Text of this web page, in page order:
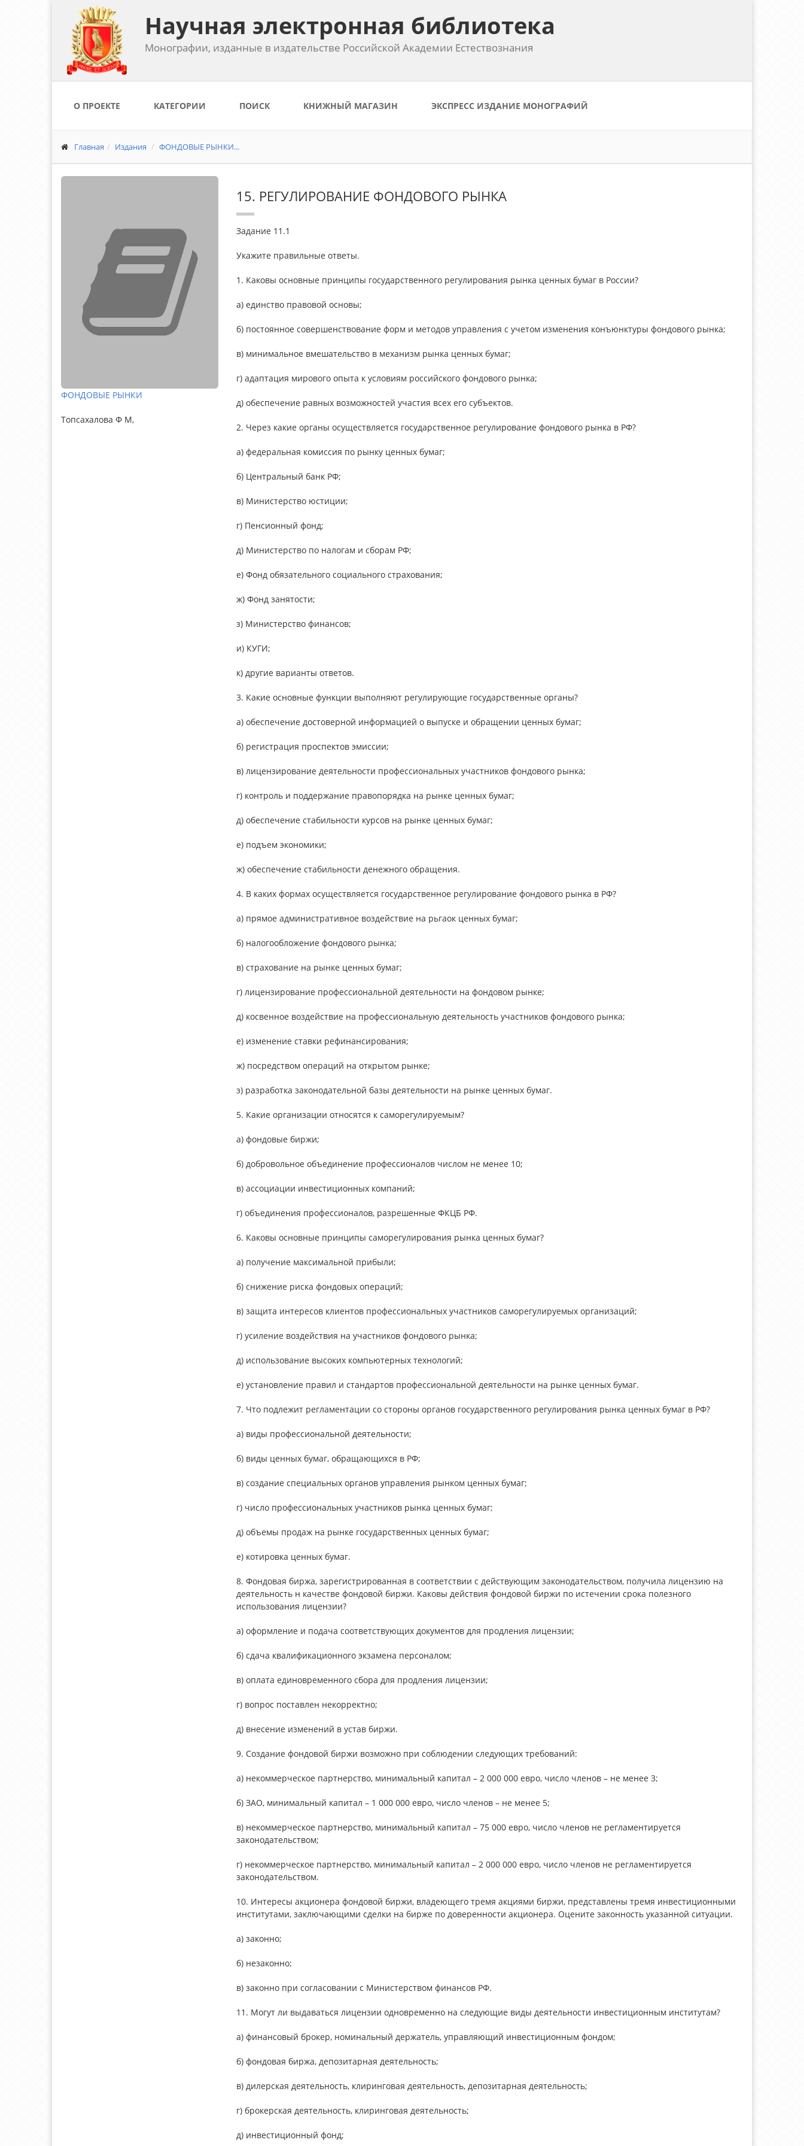
Научная электронная библиотека
Монографии, изданные в издательстве Российской Академии Естествознания
О ПРОЕКТЕ КАТЕГОРИИ ПОИСК КНИЖНЫЙ МАГАЗИН ЭКСПРЕСС ИЗДАНИЕ МОНОГРАФИЙ
Главная Издания ФОНДОВЫЕ РЫНКИ...
ФОНДОВЫЕ РЫНКИ
Топсахалова Ф М,
15. РЕГУЛИРОВАНИЕ ФОНДОВОГО РЫНКА
Задание 11.1
Укажите правильные ответы.
1. Каковы основные принципы государственного регулирования рынка ценных бумаг в России?
а) единство правовой основы;
б) постоянное совершенствование форм и методов управления с учетом изменения конъюнктуры фондового рынка;
в) минимальное вмешательство в механизм рынка ценных бумаг;
г) адаптация мирового опыта к условиям российского фондового рынка;
д) обеспечение равных возможностей участия всех его субъектов.
2. Через какие органы осуществляется государственное регулирование фондового рынка в РФ?
а) федеральная комиссия по рынку ценных бумаг;
б) Центральный банк РФ;
в) Министерство юстиции;
г) Пенсионный фонд;
д) Министерство по налогам и сборам РФ;
е) Фонд обязательного социального страхования;
ж) Фонд занятости;
з) Министерство финансов;
и) КУГИ;
к) другие варианты ответов.
3. Какие основные функции выполняют регулирующие государственные органы?
а) обеспечение достоверной информацией о выпуске и обращении ценных бумаг;
б) регистрация проспектов эмиссии;
в) лицензирование деятельности профессиональных участников фондового рынка;
г) контроль и поддержание правопорядка на рынке ценных бумаг;
д) обеспечение стабильности курсов на рынке ценных бумаг;
е) подъем экономики;
ж) обеспечение стабильности денежного обращения.
4. В каких формах осуществляется государственное регулирование фондового рынка в РФ?
а) прямое административное воздействие на рьгаок ценных бумаг;
б) налогообложение фондового рынка;
в) страхование на рынке ценных бумаг;
г) лицензирование профессиональной деятельности на фондовом рынке;
д) косвенное воздействие на профессиональную деятельность участников фондового рынка;
е) изменение ставки рефинансирования;
ж) посредством операций на открытом рынке;
з) разработка законодательной базы деятельности на рынке ценных бумаг.
5. Какие организации относятся к саморегулируемым?
а) фондовые биржи;
б) добровольное объединение профессионалов числом не менее 10;
в) ассоциации инвестиционных компаний;
г) объединения профессионалов, разрешенные ФКЦБ РФ.
6. Каковы основные принципы саморегулирования рынка ценных бумаг?
а) получение максимальной прибыли;
б) снижение риска фондовых операций;
в) защита интересов клиентов профессиональных участников саморегулируемых организаций;
г) усиление воздействия на участников фондового рынка;
д) использование высоких компьютерных технологий;
е) установление правил и стандартов профессиональной деятельности на рынке ценных бумаг.
7. Что подлежит регламентации со стороны органов государственного регулирования рынка ценных бумаг в РФ?
а) виды профессиональной деятельности;
б) виды ценных бумаг, обращающихся в РФ;
в) создание специальных органов управления рынком ценных бумаг;
г) число профессиональных участников рынка ценных бумаг;
д) объемы продаж на рынке государственных ценных бумаг;
е) котировка ценных бумаг.
8. Фондовая биржа, зарегистрированная в соответствии с действующим законодательством, получила лицензию на
деятельность н качестве фондовой биржи. Каковы действия фондовой биржи по истечении срока полезного
использования лицензии?
а) оформление и подача соответствующих документов для продления лицензии;
б) сдача квалификационного экзамена персоналом;
в) оплата единовременного сбора для продления лицензии;
г) вопрос поставлен некорректно;
д) внесение изменений в устав биржи.
9. Создание фондовой биржи возможно при соблюдении следующих требований:
а) некоммерческое партнерство, минимальный капитал – 2 000 000 евро, число членов – не менее 3;
б) ЗАО, минимальный капитал – 1 000 000 евро, число членов – не менее 5;
в) некоммерческое партнерство, минимальный капитал – 75 000 евро, число членов не регламентируется
законодательством;
г) некоммерческое партнерство, минимальный капитал – 2 000 000 евро, число членов не регламентируется
законодательством.
10. Интересы акционера фондовой биржи, владеющего тремя акциями биржи, представлены тремя инвестиционными
институтами, заключающими сделки на бирже по доверенности акционера. Оцените законность указанной ситуации.
а) законно;
б) незаконно;
в) законно при согласовании с Министерством финансов РФ.
11. Могут ли выдаваться лицензии одновременно на следующие виды деятельности инвестиционным институтам?
а) финансовый брокер, номинальный держатель, управляющий инвестиционным фондом;
б) фондовая биржа, депозитарная деятельность;
в) дилерская деятельность, клиринговая деятельность, депозитарная деятельность;
г) брокерская деятельность, клиринговая деятельность;
д) инвестиционный фонд;